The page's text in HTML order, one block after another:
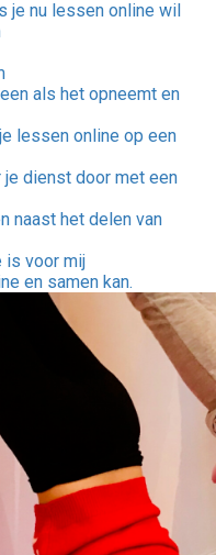
je nu lessen online wil
als het opneemt en
lessen online op een
je dienst door met een
naast het delen van
is voor mij
en samen kan.